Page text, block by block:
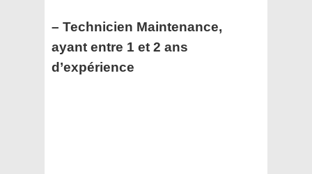
– Technicien Maintenance,
ayant entre 1 et 2 ans
d’expérience